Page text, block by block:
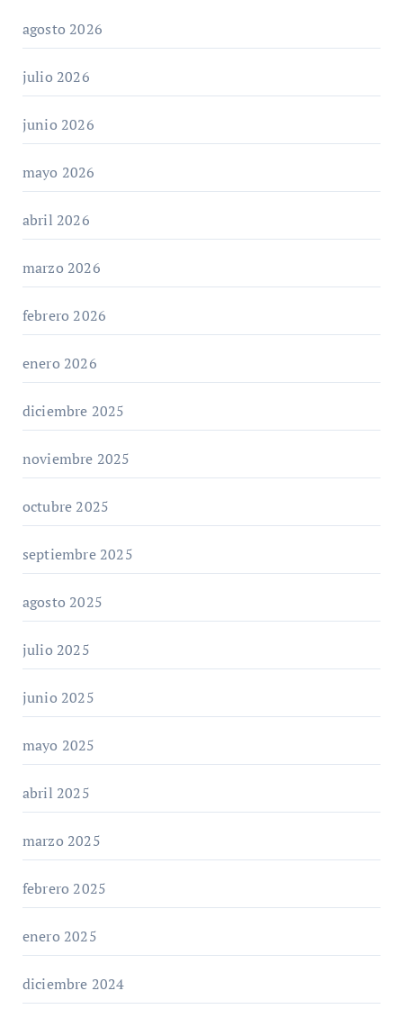
agosto 2026
julio 2026
junio 2026
mayo 2026
abril 2026
marzo 2026
febrero 2026
enero 2026
diciembre 2025
noviembre 2025
octubre 2025
septiembre 2025
agosto 2025
julio 2025
junio 2025
mayo 2025
abril 2025
marzo 2025
febrero 2025
enero 2025
diciembre 2024